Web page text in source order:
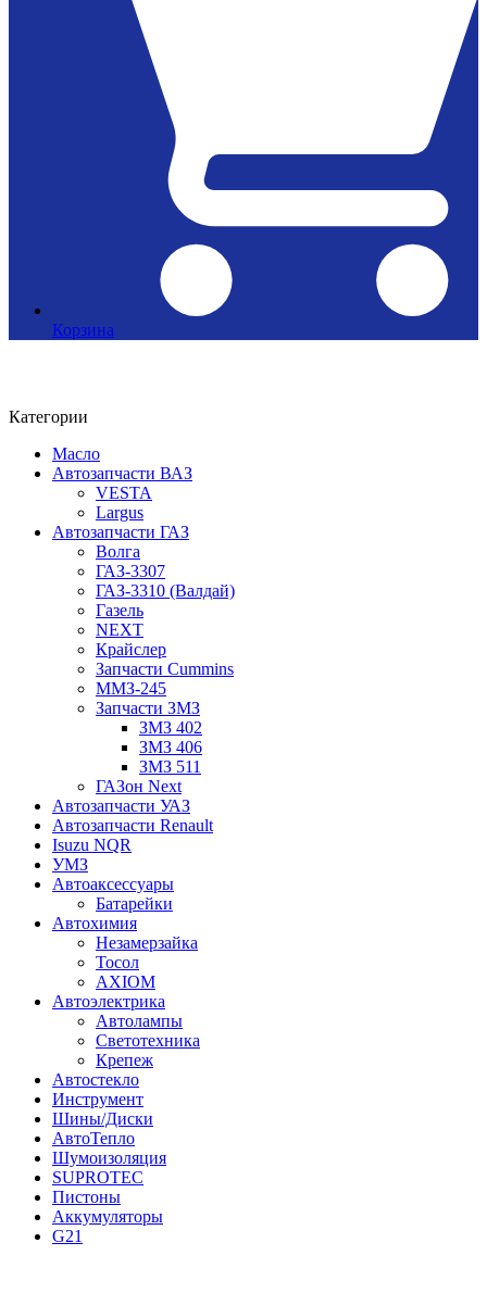
Корзина
Категории
Масло
Автозапчасти ВАЗ
VESTA
Largus
Автозапчасти ГАЗ
Волга
ГАЗ-3307
ГАЗ-3310 (Валдай)
Газель
NEXT
Крайслер
Запчасти Cummins
ММЗ-245
Запчасти ЗМЗ
ЗМЗ 402
ЗМЗ 406
ЗМЗ 511
ГАЗон Next
Автозапчасти УАЗ
Автозапчасти Renault
Isuzu NQR
УМЗ
Автоаксессуары
Батарейки
Автохимия
Незамерзайка
Тосол
AXIOM
Автоэлектрика
Автолампы
Светотехника
Крепеж
Автостекло
Инструмент
Шины/Диски
АвтоТепло
Шумоизоляция
SUPROTEC
Пистоны
Аккумуляторы
G21